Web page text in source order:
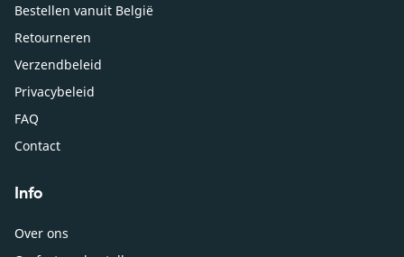
Bestellen vanuit België
Retourneren
Verzendbeleid
Privacybeleid
FAQ
Contact
Info
Over ons